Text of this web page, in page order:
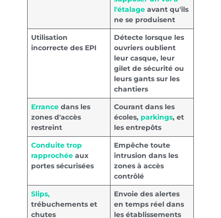
l'étalage avant qu'ils
ne se produisent
Utilisation
incorrecte des EPI
Détecte lorsque les
ouvriers oublient
leur casque, leur
gilet de sécurité ou
leurs gants sur les
chantiers
Errance dans les
zones d'accès
restreint
Courant dans les
écoles, parkings, et
les entrepôts
Conduite trop
rapprochée aux
portes sécurisées
Empêche toute
intrusion dans les
zones à accès
contrôlé
Slips,
trébuchements et
chutes
Envoie des alertes
en temps réel dans
les établissements